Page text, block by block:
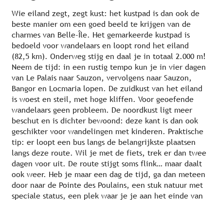
Wie eiland zegt, zegt kust: het kustpad is dan ook de
beste manier om een goed beeld te krijgen van de
charmes van Belle-Île. Het gemarkeerde kustpad is
bedoeld voor wandelaars en loopt rond het eiland
(82,5 km). Onderweg stijg en daal je in totaal 2.000 m!
Neem de tijd: in een rustig tempo kun je in vier dagen
van Le Palais naar Sauzon, vervolgens naar Sauzon,
Bangor en Locmaria lopen. De zuidkust van het eiland
is woest en steil, met hoge kliffen. Voor geoefende
wandelaars geen probleem. De noordkust ligt meer
beschut en is dichter bewoond: deze kant is dan ook
geschikter voor wandelingen met kinderen. Praktische
tip: er loopt een bus langs de belangrijkste plaatsen
langs deze route. Wil je met de fiets, trek er dan twee
dagen voor uit. De route stijgt soms flink… maar daalt
ook weer. Heb je maar een dag de tijd, ga dan meteen
door naar de Pointe des Poulains, een stuk natuur met
speciale status, een plek waar je je aan het einde van